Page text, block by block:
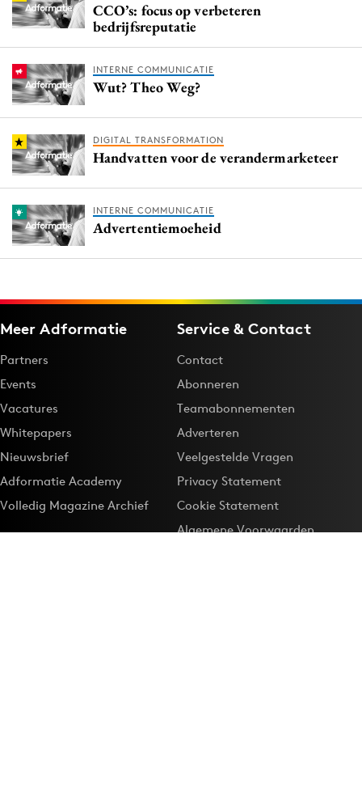
CCO’s: focus op verbeteren
bedrijfsreputatie
INTERNE COMMUNICATIE
Wut? Theo Weg?
DIGITAL TRANSFORMATION
Handvatten voor de verandermarketeer
INTERNE COMMUNICATIE
Advertentiemoeheid
Meer Adformatie
Partners
Events
Vacatures
Whitepapers
Nieuwsbrief
Adformatie Academy
Volledig Magazine Archief
Service & Contact
Contact
Abonneren
Teamabonnementen
Adverteren
Veelgestelde Vragen
Privacy Statement
Cookie Statement
Algemene Voorwaarden